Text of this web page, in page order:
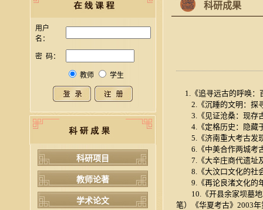
用户
名：
密 码：
教师 学生
科研项目
教师论著
学术论文
科研成果
1.《追寻远古的呼唤：
2.《沉睡的文明：探寻
3.《见证沧桑：现存古
4.《定格历史：隐藏于
5.《济南重大考古发现
6.《中美合作两城考古
7.《大辛庄商代遗址及
8.《大汶口文化的社会
9.《再论良渚文化的年
10.《开县余家坝墓地
笔）《华夏考古》2003